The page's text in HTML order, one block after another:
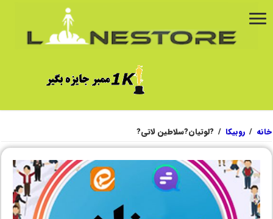
خانه / روبیکا / ?لوتیان?سلاطین لاتی?